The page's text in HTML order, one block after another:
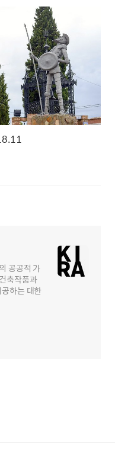
공공적 가
축작품과
하는 대한